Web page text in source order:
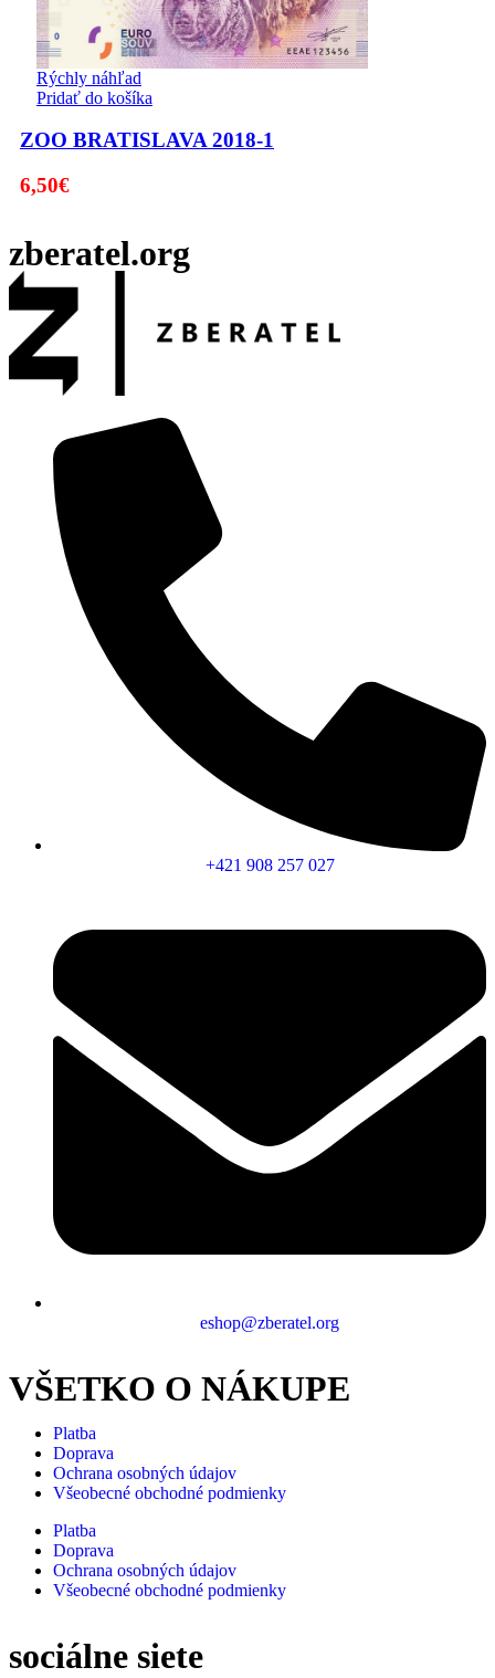
Rýchly náhľad
Pridať do košíka
ZOO BRATISLAVA 2018-1
6,50€
zberatel.org
+421 908 257 027
eshop@zberatel.org
VŠETKO O NÁKUPE
Platba
Doprava
Ochrana osobných údajov
Všeobecné obchodné podmienky
Platba
Doprava
Ochrana osobných údajov
Všeobecné obchodné podmienky
sociálne siete